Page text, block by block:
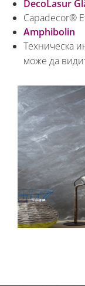
DecoLasur
Capadecor®
Amphibolin
Техническа
може да